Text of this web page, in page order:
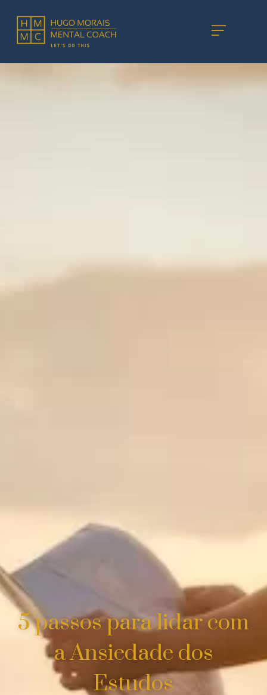
5 passos para lidar com
a Ansiedade dos
Estudos